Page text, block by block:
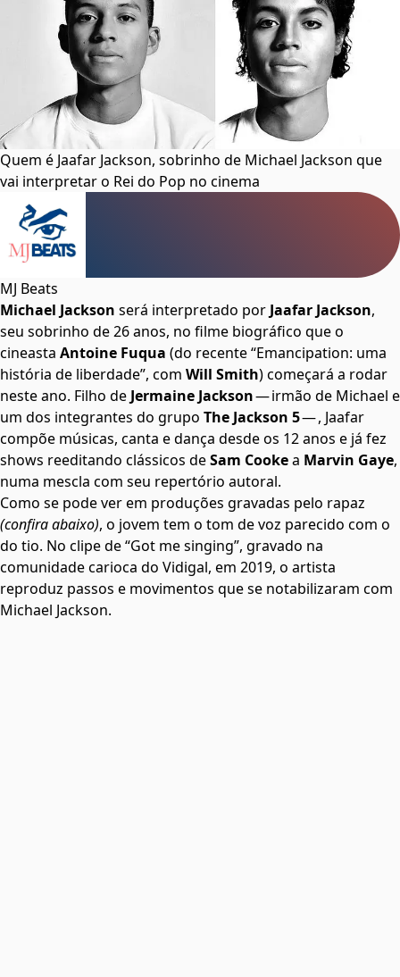
Quem é Jaafar Jackson, sobrinho de Michael Jackson que
vai interpretar o Rei do Pop no cinema
MJ Beats
Michael Jackson será interpretado por Jaafar Jackson,
seu sobrinho de 26 anos, no filme biográfico que o
cineasta Antoine Fuqua (do recente “Emancipation: uma
história de liberdade”, com Will Smith) começará a rodar
neste ano. Filho de Jermaine Jackson— irmão de Michael e
um dos integrantes do grupo The Jackson 5— , Jaafar
compõe músicas, canta e dança desde os 12 anos e já fez
shows reeditando clássicos deSam Cookea Marvin Gaye,
numa mescla com seu repertório autoral.
Como se pode ver em produções gravadas pelo rapaz
(confira abaixo), o jovem tem o tom de voz parecido com o
do tio. No clipe de “Got me singing”, gravado na
comunidade carioca do Vidigal, em 2019, o artista
reproduz passos e movimentos que se notabilizaram com
Michael Jackson.